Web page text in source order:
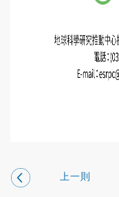
上一則